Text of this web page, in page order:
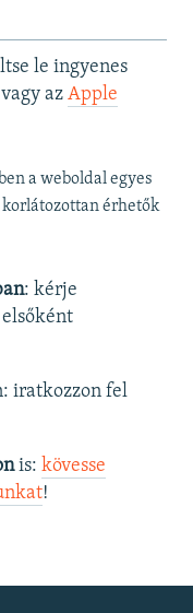
le ingyenes
az Apple
a weboldal egyes
érhetők
: kérje
iratkozzon fel
is: kövesse
! ​